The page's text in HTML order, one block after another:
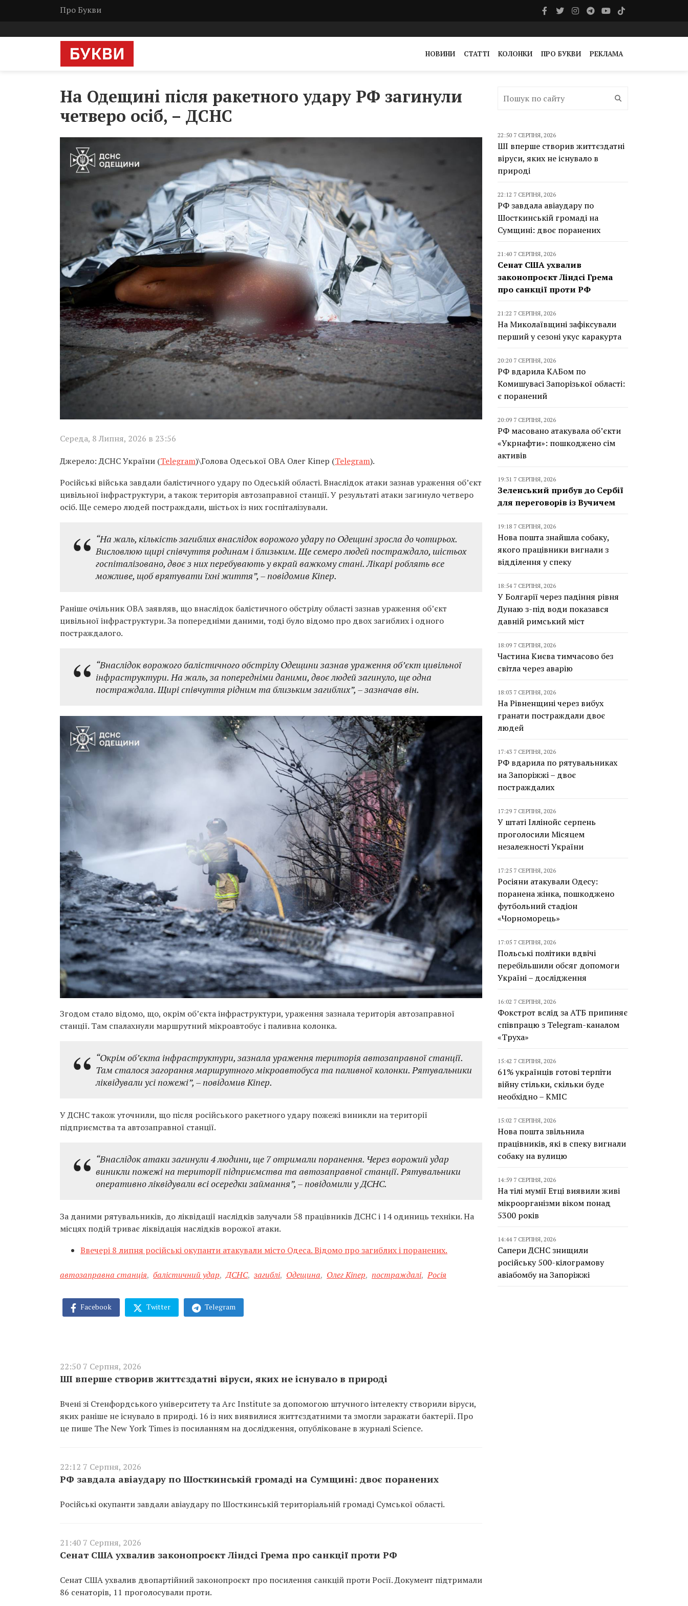
Про Букви
НОВИНИ СТАТТІ КОЛОНКИ ПРО БУКВИ РЕКЛАМА
На Одещині після ракетного удару РФ загинули
четверо осіб, – ДСНС
Середа, 8 Липня, 2026 в 23:56
Джерело: ДСНС України (Telegram)\Голова Одеської ОВА Олег Кіпер (Telegram).
Російські війська завдали балістичного удару по Одеській області. Внаслідок атаки зазнав ураження об’єкт
цивільної інфраструктури, а також територія автозаправної станції. У результаті атаки загинуло четверо
осіб. Ще семеро людей постраждали, шістьох із них госпіталізували.
“На жаль, кількість загиблих внаслідок ворожого удару по Одещині зросла до чотирьох.
Висловлюю щирі співчуття родинам і близьким. Ще семеро людей постраждало, шістьох
госпіталізовано, двоє з них перебувають у вкрай важкому стані. Лікарі роблять все
можливе, щоб врятувати їхні життя”, – повідомив Кіпер.
Раніше очільник ОВА заявляв, що внаслідок балістичного обстрілу області зазнав ураження об’єкт
цивільної інфраструктури. За попередніми даними, тоді було відомо про двох загиблих і одного
постраждалого.
“Внаслідок ворожого балістичного обстрілу Одещини зазнав ураження об’єкт цивільної
інфраструктури. На жаль, за попередніми даними, двоє людей загинуло, ще одна
постраждала. Щирі співчуття рідним та близьким загиблих”, – зазначав він.
Згодом стало відомо, що, окрім об’єкта інфраструктури, ураження зазнала територія автозаправної
станції. Там спалахнули маршрутний мікроавтобус і паливна колонка.
“Окрім об’єкта інфраструктури, зазнала ураження територія автозаправної станції.
Там сталося загорання маршрутного мікроавтобуса та паливної колонки. Рятувальники
ліквідували усі пожежі”, – повідомив Кіпер.
У ДСНС також уточнили, що після російського ракетного удару пожежі виникли на території
підприємства та автозаправної станції.
“Внаслідок атаки загинули 4 людини, ще 7 отримали поранення. Через ворожий удар
виникли пожежі на території підприємства та автозаправної станції. Рятувальники
оперативно ліквідували всі осередки займання”, – повідомили у ДСНС.
За даними рятувальників, до ліквідації наслідків залучали 58 працівників ДСНС і 14 одиниць техніки. На
місцях подій триває ліквідація наслідків ворожої атаки.
Ввечері 8 липня російські окупанти атакували місто Одеса. Відомо про загиблих і поранених.
автозаправна станція, балістичний удар, ДСНС, загиблі, Одещина, Олег Кіпер, постраждалі, Росія
Facebook Twitter Telegram
22:50 7 Серпня, 2026
ШІ вперше створив життєздатні віруси, яких не існувало в природі
Вчені зі Стенфордського університету та Arc Institute за допомогою штучного інтелекту створили віруси,
яких раніше не існувало в природі. 16 із них виявилися життєздатними та змогли заражати бактерії. Про
це пише The New York Times із посиланням на дослідження, опубліковане в журналі Science.
22:12 7 Серпня, 2026
РФ завдала авіаудару по Шосткинській громаді на Сумщині: двоє поранених
Російські окупанти завдали авіаудару по Шосткинській територіальній громаді Сумської області.
21:40 7 Серпня, 2026
Сенат США ухвалив законопроєкт Ліндсі Грема про санкції проти РФ
Сенат США ухвалив двопартійний законопроєкт про посилення санкцій проти Росії. Документ підтримали
86 сенаторів, 11 проголосували проти.
22:50 7 СЕРПНЯ, 2026
ШІ вперше створив життєздатні
віруси, яких не існувало в
природі
22:12 7 СЕРПНЯ, 2026
РФ завдала авіаудару по
Шосткинській громаді на
Сумщині: двоє поранених
21:40 7 СЕРПНЯ, 2026
Сенат США ухвалив
законопроєкт Ліндсі Грема
про санкції проти РФ
21:22 7 СЕРПНЯ, 2026
На Миколаївщині зафіксували
перший у сезоні укус каракурта
20:20 7 СЕРПНЯ, 2026
РФ вдарила КАБом по
Комишувасі Запорізької області:
є поранений
20:09 7 СЕРПНЯ, 2026
РФ масовано атакувала об’єкти
«Укрнафти»: пошкоджено сім
активів
19:31 7 СЕРПНЯ, 2026
Зеленський прибув до Сербії
для переговорів із Вучичем
19:18 7 СЕРПНЯ, 2026
Нова пошта знайшла собаку,
якого працівники вигнали з
відділення у спеку
18:54 7 СЕРПНЯ, 2026
У Болгарії через падіння рівня
Дунаю з-під води показався
давній римський міст
18:09 7 СЕРПНЯ, 2026
Частина Києва тимчасово без
світла через аварію
18:03 7 СЕРПНЯ, 2026
На Рівненщині через вибух
гранати постраждали двоє
людей
17:43 7 СЕРПНЯ, 2026
РФ вдарила по рятувальниках
на Запоріжжі – двоє
постраждалих
17:29 7 СЕРПНЯ, 2026
У штаті Іллінойс серпень
проголосили Місяцем
незалежності України
17:25 7 СЕРПНЯ, 2026
Росіяни атакували Одесу:
поранена жінка, пошкоджено
футбольний стадіон
«Чорноморець»
17:05 7 СЕРПНЯ, 2026
Польські політики вдвічі
перебільшили обсяг допомоги
Україні – дослідження
16:02 7 СЕРПНЯ, 2026
Фокстрот вслід за АТБ припиняє
співпрацю з Telegram-каналом
«Труха»
15:42 7 СЕРПНЯ, 2026
61% українців готові терпіти
війну стільки, скільки буде
необхідно – КМІС
15:02 7 СЕРПНЯ, 2026
Нова пошта звільнила
працівників, які в спеку вигнали
собаку на вулицю
14:59 7 СЕРПНЯ, 2026
На тілі мумії Етці виявили живі
мікроорганізми віком понад
5300 років
14:44 7 СЕРПНЯ, 2026
Сапери ДСНС знищили
російську 500-кілограмову
авіабомбу на Запоріжжі